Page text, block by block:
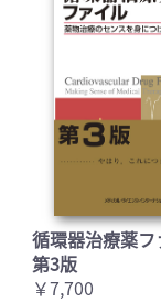
循環器治療薬
第3版
￥7,700